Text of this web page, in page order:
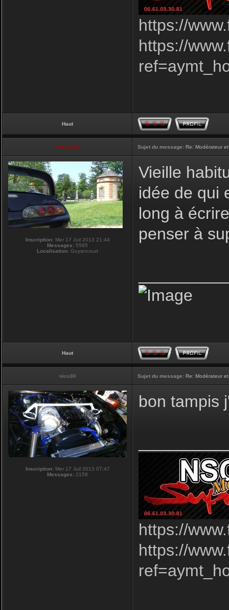
https://
https://
Haut
vmax330 Sujet du message: Re: Modérateur
Inscription:Mer 17 Juil 2013 21:44
Messages: 5565
Localisation: Guyancourt
Vieille
idée de qui
long à
penser à
Haut
nico30 Sujet du message: Re: Modérateur
Inscription:Mer 17 Juil 2013 07:47
Messages: 2159
bon tampis
https://
https://